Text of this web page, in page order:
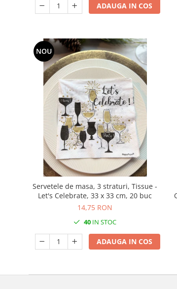
ADAUGA IN COS
NOU
Servetele de masa, 3 straturi, Tissue -
Let's Celebrate, 33 x 33 cm, 20 buc
14,75 RON
40 IN STOC
ADAUGA IN COS